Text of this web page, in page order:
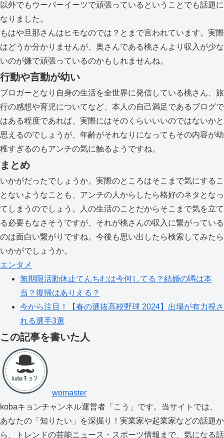
以外でもウーバーイーツで頑張っているということでも話題に
なりました。
もはや旦那さんはヒモなのでは？とまで言われています。実際
はどうか分かりませんが、奥さんである桃さんより収入が少な
いのが嫌で頑張っているのかもしれませんね。
行動や言動が幼い
ブロガーとなり自身の生活を全世界に発信している桃さん、旅
行の感想や育児についてなど、本人の自己満足であるブログで
はある程度であれば、実際にはそのくらいいいのではないかと
思えるのでしょうが、年齢がそれなりになってもその内容が幼
稚すぎるのもアンチの気に触るようですね。
まとめ
いかがだったでしょうか。実際のところはそこまで気にするこ
とないようなことも、アンチの人からしたら格好のネタとなっ
てしまうのでしょう。人の生活のことだからそこまで気を立て
る必要もなさそうですが、それが桃さんの収入に繋がっている
のは面白い繋がりですね。今後も思い出したら検索してみたら
いかがでしょうか。
エンタメ
無期限活動休止てんちむは今何してる？結婚の噂は本
当？復帰はありえる？
今から注目！【春の選抜高校野球 2024】出場が有力視さ
れる選手3選
この記事を書いた人
wpmaster
kobaキョンチャンネル運営者「こう」です。当サイトでは、
あなたの「知りたい」を深掘り！実業家や起業家などの話題か
ら、トレンドの芸能ニュース・スポーツ情報まで、気になる話